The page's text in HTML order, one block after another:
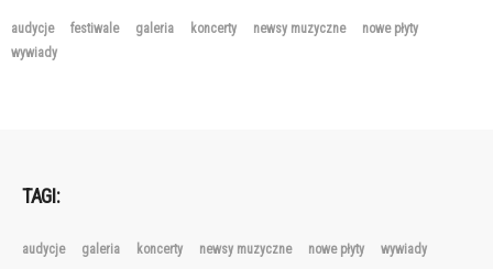
audycje festiwale galeria koncerty newsy muzyczne
nowe płyty
wywiady
TAGI:
audycje galeria koncerty newsy muzyczne nowe płyty wywiady